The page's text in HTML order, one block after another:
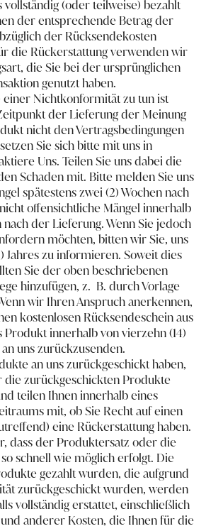
(oder teilweise) bezahlt
der entsprechende Betrag der
der Rücksendekosten
die Rückerstattung verwenden wir
die Sie bei der ursprünglichen
genutzt haben.
einer Nichtkonformität zu tun ist
der Lieferung der Meinung
nicht den Vertragsbedingungen
Sie sich bitte mit uns in
Uns. Teilen Sie uns dabei die
Schaden mit. Bitte melden Sie uns
spätestens zwei (2) Wochen nach
offensichtliche Mängel innerhalb
nach der Lieferung. Wenn Sie jedoch
möchten, bitten wir Sie, uns
Jahres zu informieren. Soweit dies
Sie der oben beschriebenen
hinzufügen, z. ​ ​B. durch Vorlage
wir Ihren Anspruch anerkennen,
kostenlosen Rücksendeschein aus
Produkt innerhalb von vierzehn (14)
an uns zurückzusenden.
an uns zurückgeschickt haben,
zurückgeschickten Produkte
teilen Ihnen innerhalb eines
mit, ob Sie Recht auf einen
eine Rückerstattung haben.
dass der Produktersatz oder die
schnell wie möglich erfolgt. Die
gezahlt wurden, die aufgrund
zurückgeschickt wurden, werden
vollständig erstattet, einschließlich
anderer Kosten, die Ihnen für die